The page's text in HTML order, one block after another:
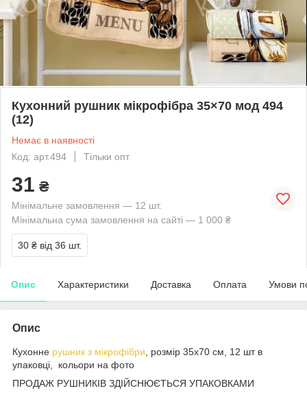
Кухонний рушник мікрофібра 35×70 мод 494
(12)
Немає в наявності
Код: арт.494
Тільки опт
31 ₴
Мінімальне замовлення — 12 шт.
Мінімальна сума замовлення на сайті — 1 000 ₴
30 ₴ від 36 шт.
Опис Характеристики Доставка Оплата Умови
Опис
Кухонне рушник з мікрофібри , розмір 35х70 см, 12 шт в
упаковці, кольори на фото
ПРОДАЖ РУШНИКІВ ЗДІЙСНЮЄТЬСЯ УПАКОВКАМИ